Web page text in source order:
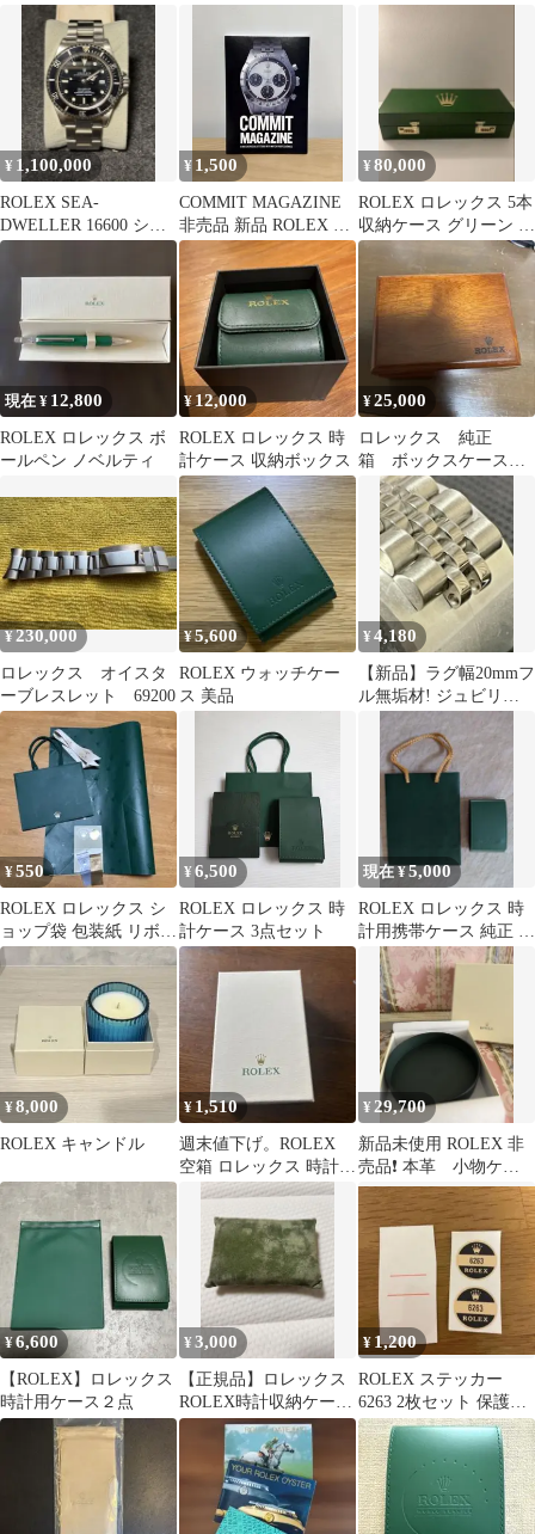
¥ 1,100,000
ROLEX SEA-
DWELLER 16600 シー
ドゥエラー
¥ 1,500
COMMIT MAGAZINE
非売品 新品 ROLEX ロ
レックス デイトナ
¥80,000
ROLEX ロレックス 5本
収納ケース グリーン ダ
イヤルロック付き
現在 ¥ 12,800
ROLEX ロレックス ボ
ールペン ノベルティ
¥12,000
ROLEX ロレックス 時
計ケース 収納ボックス
¥25,000
ロレックス 純正
箱 ボックスケース
アンティーク
¥230,000
ロレックス オイスタ
ーブレスレット 69200
¥5,600
ROLEX ウォッチケー
ス 美品
¥4,180
【新品】ラグ幅20mmフ
ル無垢材! ジュビリー
ソリッド
¥550
ROLEX ロレックス シ
ョップ袋 包装紙 リボン
シールセット
¥6,500
ROLEX ロレックス 時
計ケース 3点セット
現在 ¥5,000
ROLEX ロレックス 時
計用携帯ケース 純正 紙
袋付
¥8,000
ROLEX キャンドル
¥ 1,510
週末値下げ。ROLEX
空箱 ロレックス 時計ケ
ース
¥29,700
新品未使用 ROLEX 非
売品❗️ 本革 小物ケー
ス 2026年
¥6,600
【ROLEX】ロレックス
時計用ケース２点
¥3,000
【正規品】ロレックス
ROLEX時計収納ケース
用 内箱枕クッションの
みグリーン
¥ 1,200
ROLEX ステッカー
6263 2枚セット 保護シ
ール付き